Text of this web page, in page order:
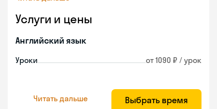
Услуги и цены
Английский язык
Уроки от 1090 ₽ / урок
Читать дальше Выбрать время